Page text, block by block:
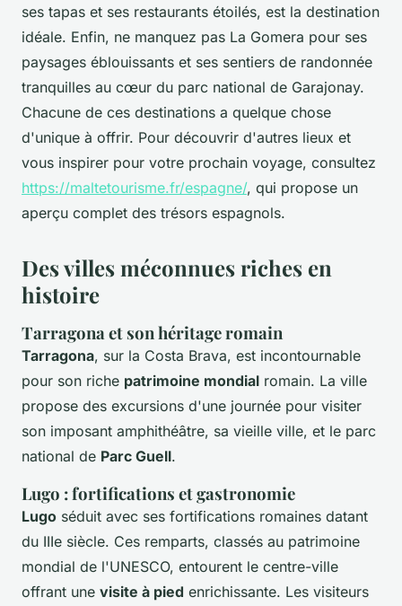
ses tapas et ses restaurants étoilés, est la destination
idéale. Enfin, ne manquez pas La Gomera pour ses
paysages éblouissants et ses sentiers de randonnée
tranquilles au cœur du parc national de Garajonay.
Chacune de ces destinations a quelque chose
d'unique à offrir. Pour découvrir d'autres lieux et
vous inspirer pour votre prochain voyage, consultez
https://maltetourisme.fr/espagne/, qui propose un
aperçu complet des trésors espagnols.
Des villes méconnues riches en
histoire
Tarragona et son héritage romain
Tarragona, sur la Costa Brava, est incontournable
pour son riche patrimoine mondial romain. La ville
propose des excursions d'une journée pour visiter
son imposant amphithéâtre, sa vieille ville, et le parc
national de Parc Guell.
Lugo : fortifications et gastronomie
Lugo séduit avec ses fortifications romaines datant
du IIIe siècle. Ces remparts, classés au patrimoine
mondial de l'UNESCO, entourent le centre-ville
offrant une visite à pied enrichissante. Les visiteurs